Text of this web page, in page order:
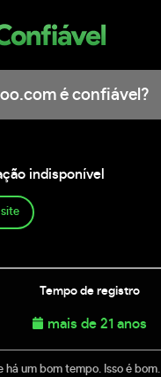
é confiável?
indisponível
Tempo de registro
mais de 21 anos
há um bom tempo. Isso é bom.